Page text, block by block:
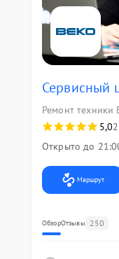
Сервисный
Ремонт техники
5,0
Открыто до
Маршрут
ОбзорОтзывы 250